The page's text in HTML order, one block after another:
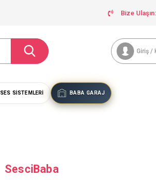
Bize Ulaşın:
Giriş /
SES SISTEMLERI BABA GARAJ
SesciBaba